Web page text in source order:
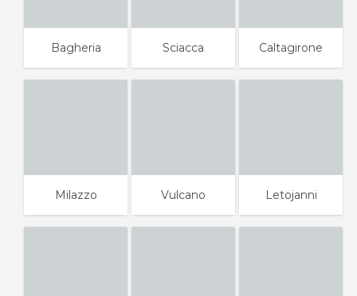
Bagheria Sciacca Caltagirone
Milazzo Vulcano Letojanni